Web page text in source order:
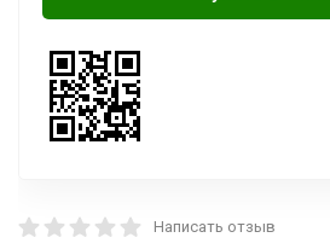
Написать отзыв